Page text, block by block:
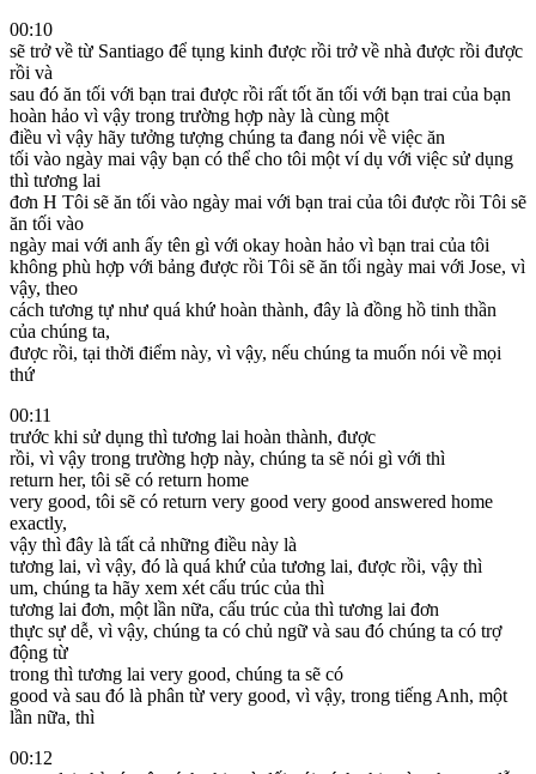
00:10
sẽ trở về từ Santiago để tụng kinh được rồi trở về nhà được rồi được
rồi và
sau đó ăn tối với bạn trai được rồi rất tốt ăn tối với bạn trai của bạn
hoàn hảo vì vậy trong trường hợp này là cùng một
điều vì vậy hãy tưởng tượng chúng ta đang nói về việc ăn
tối vào ngày mai vậy bạn có thể cho tôi một ví dụ với việc sử dụng
thì tương lai
đơn H Tôi sẽ ăn tối vào ngày mai với bạn trai của tôi được rồi Tôi sẽ
ăn tối vào
ngày mai với anh ấy tên gì với okay hoàn hảo vì bạn trai của tôi
không phù hợp với bảng được rồi Tôi sẽ ăn tối ngày mai với Jose, vì
vậy, theo
cách tương tự như quá khứ hoàn thành, đây là đồng hồ tinh thần
của chúng ta,
được rồi, tại thời điểm này, vì vậy, nếu chúng ta muốn nói về mọi
thứ
00:11
trước khi sử dụng thì tương lai hoàn thành, được
rồi, vì vậy trong trường hợp này, chúng ta sẽ nói gì với thì
return her, tôi sẽ có return home
very good, tôi sẽ có return very good very good answered home
exactly,
vậy thì đây là tất cả những điều này là
tương lai, vì vậy, đó là quá khứ của tương lai, được rồi, vậy thì
um, chúng ta hãy xem xét cấu trúc của thì
tương lai đơn, một lần nữa, cấu trúc của thì tương lai đơn
thực sự dễ, vì vậy, chúng ta có chủ ngữ và sau đó chúng ta có trợ
động từ
trong thì tương lai very good, chúng ta sẽ có
good và sau đó là phân từ very good, vì vậy, trong tiếng Anh, một
lần nữa, thì
00:12